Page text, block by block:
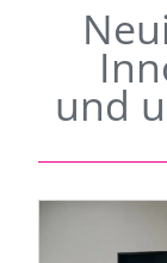
und